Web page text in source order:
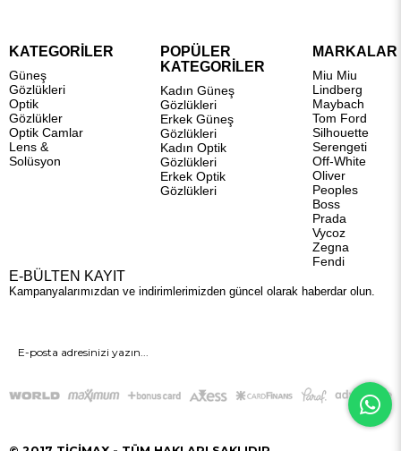
KATEGORİLER
Güneş
Gözlükleri
Optik
Gözlükler
Optik Camlar
Lens &
Solüsyon
POPÜLER
KATEGORİLER
Kadın Güneş
Gözlükleri
Erkek Güneş
Gözlükleri
Kadın Optik
Gözlükleri
Erkek Optik
Gözlükleri
MARKALAR
Miu Miu
Lindberg
Maybach
Tom Ford
Silhouette
Serengeti
Off-White
Oliver
Peoples
Boss
Prada
Vycoz
Zegna
Fendi
E-BÜLTEN KAYIT
Kampanyalarımızdan ve indirimlerimizden güncel olarak haberdar olun.
GÖNDER